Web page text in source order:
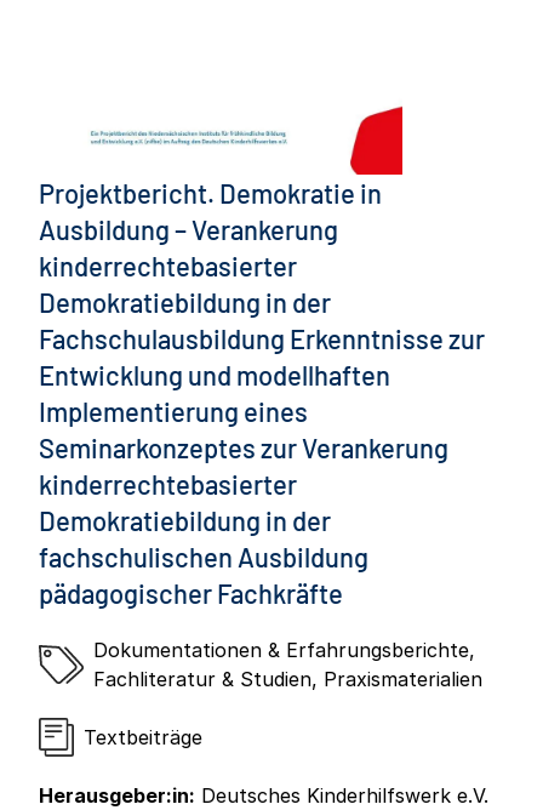
Projektbericht. Demokratie in
Ausbildung – Verankerung
kinderrechtebasierter
Demokratiebildung in der
Fachschulausbildung Erkenntnisse zur
Entwicklung und modellhaften
Implementierung eines
Seminarkonzeptes zur Verankerung
kinderrechtebasierter
Demokratiebildung in der
fachschulischen Ausbildung
pädagogischer Fachkräfte
Dokumentationen & Erfahrungsberichte,
Fachliteratur & Studien, Praxismaterialien
Textbeiträge
Herausgeber:in: Deutsches Kinderhilfswerk e.V.